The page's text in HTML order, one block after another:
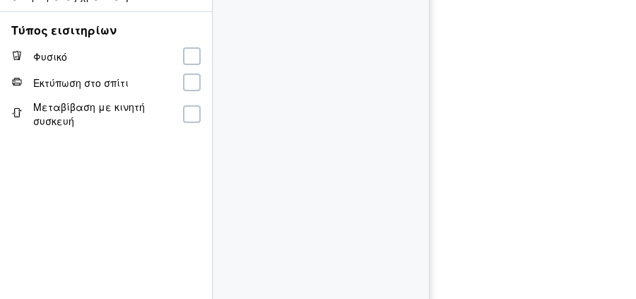
Τύπος εισιτηρίων
Φυσικό
Εκτύπωση στο σπίτι
Μεταβίβαση με κινητή
συσκευή